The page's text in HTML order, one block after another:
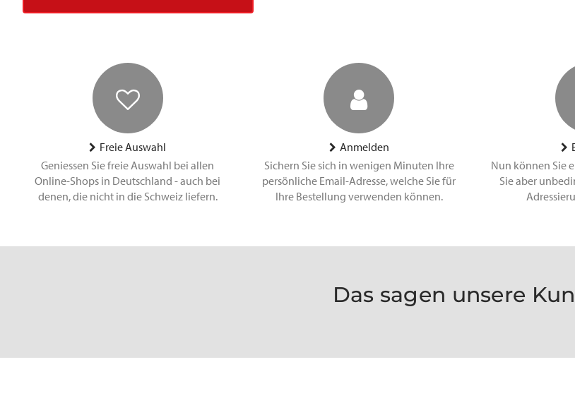
Freie Auswahl
Geniessen Sie freie Auswahl bei allen
Online-Shops in Deutschland - auch bei
denen, die nicht in die Schweiz liefern.
Anmelden
Sichern Sie sich in wenigen Minuten Ihre
persönliche Email-Adresse, welche Sie für
Ihre Bestellung verwenden können.
Nun können Sie
Sie aber
Das sagen unsere